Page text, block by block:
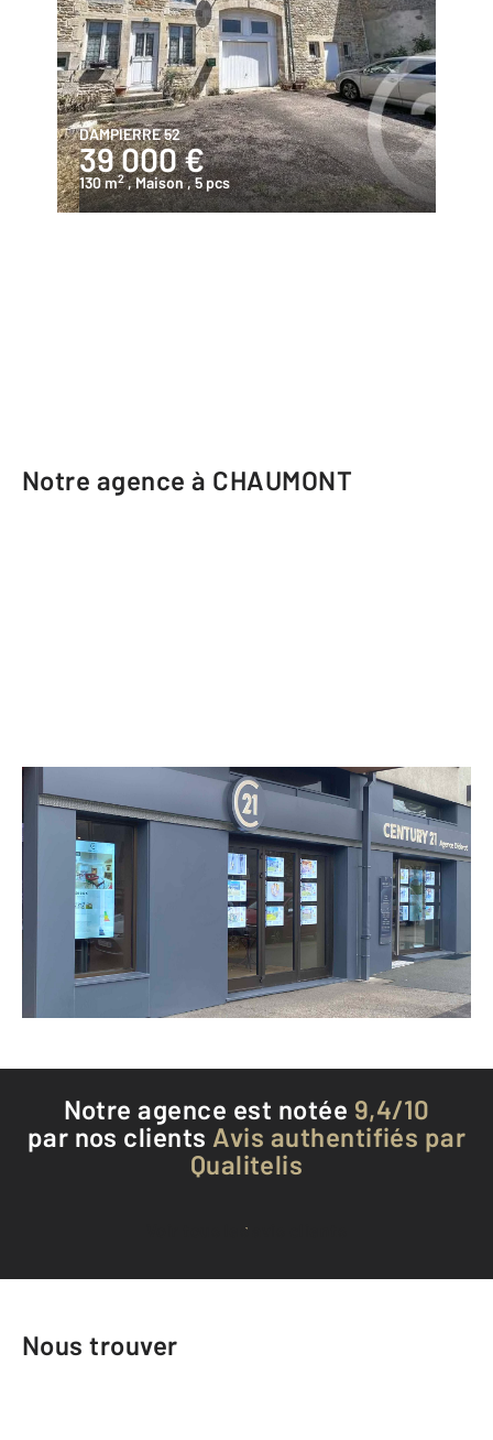
DAMPIERRE 52
39 000 €
130 m2 , Maison, 5 pcs
Notre agence à CHAUMONT
CENTURY 21 Agence Diderot
2 boulevard Diderot
CHAUMONT - 52000
Envoyer un message
Téléphoner à l'agence
Notre agence est notée 9,4/10
par nos clients Avis authentifiés par
Qualitelis
Voir tous les avis clients
Nous trouver